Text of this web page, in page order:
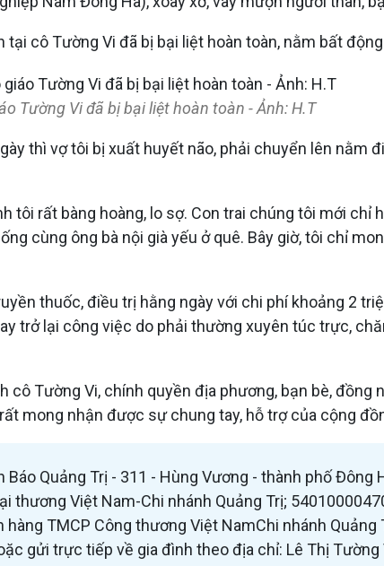
tại cô Tường Vi đã bị bại liệt hoàn toàn, nằm bất
Tường Vi đã bị bại liệt hoàn toàn - Ảnh: H.T
thì vợ tôi bị xuất huyết não, phải chuyển lên nằm
tôi rất bàng hoàng, lo sợ. Con trai chúng tôi mới
cùng ông bà nội già yếu ở quê. Bây giờ, tôi chỉ
thuốc, điều trị hằng ngày với chi phí khoảng 2
trở lại công việc do phải thường xuyên túc trực,
cô Tường Vi, chính quyền địa phương, bạn bè,
mong nhận được sự chung tay, hỗ trợ của cộng
Quảng Trị - 311 - Hùng Vương - thành phố
thương Việt Nam-Chi nhánh Quảng Trị;
TMCP Công thương Việt NamChi nhánh
gửi trực tiếp về gia đình theo địa chỉ: Lê Thị